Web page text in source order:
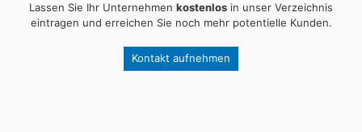
Lassen Sie Ihr Unternehmen kostenlos in unser Verzeichnis
eintragen und erreichen Sie noch mehr potentielle Kunden.
Kontakt aufnehmen